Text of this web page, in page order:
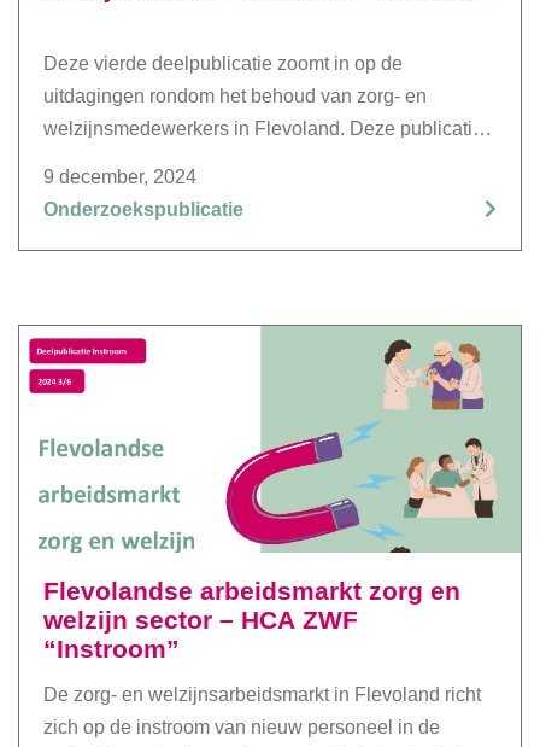
Deze vierde deelpublicatie zoomt in op de
uitdagingen rondom het behoud van zorg- en
welzijnsmedewerkers in Flevoland. Deze publicatie
Hoewel de uitstroom in 2023 iets is gedaald, blijft het
arbeidsvoorwaarden zijn cruciaal om
9 december, 2024
Onderzoekspublicatie
Flevolandse arbeidsmarkt zorg en
welzijn sector – HCA ZWF
“Instroom”
De zorg- en welzijnsarbeidsmarkt in Flevoland richt
zich op de instroom van nieuw personeel in de